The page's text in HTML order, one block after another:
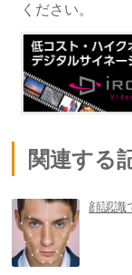
ください。
関連する
顔認識